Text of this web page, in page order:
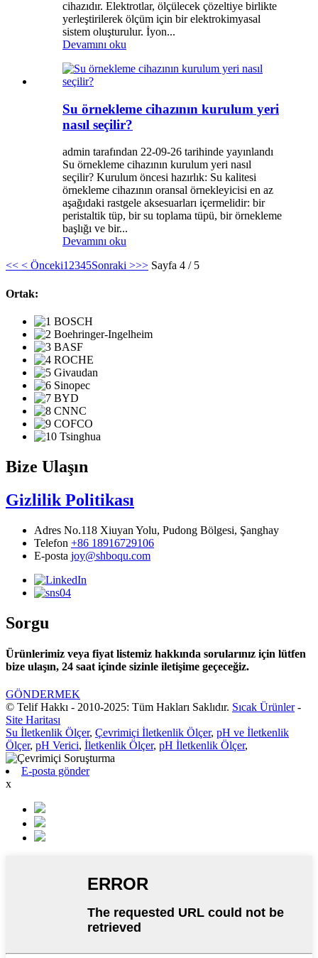
cihazıdır. Elektrotlar, ölçülecek çözeltiye birlikte
yerleştirilerek ölçüm için bir elektrokimyasal
sistem oluşturulur. İyon...
Devamını oku
Su örnekleme cihazının kurulum yeri
nasıl seçilir?
admin tarafından 22-09-26 tarihinde yayınlandı
Su örnekleme cihazının kurulum yeri nasıl
seçilir? Kurulum öncesi hazırlık: Su kalitesi
örnekleme cihazının oransal örnekleyicisi en az
aşağıdaki rastgele aksesuarları içermelidir: bir
peristaltik tüp, bir su toplama tüpü, bir örnekleme
başlığı ve bir...
Devamını oku
<< < Önceki12345Sonraki >>> Sayfa 4 / 5
Ortak:
Bize Ulaşın
Gizlilik Politikası
Adres No.118 Xiuyan Yolu, Pudong Bölgesi, Şanghay
Telefon +86 18916729106
E-posta joy@shboqu.com
Sorgu
Ürünlerimiz veya fiyat listemiz hakkında sorularınız için lütfen
bize ulaşın, 24 saat içinde sizinle iletişime geçeceğiz.
GÖNDERMEK
© Telif Hakkı - 2010-2025: Tüm Hakları Saklıdır. Sıcak Ürünler-
Site Haritası
Su İletkenlik Ölçer, Çevrimiçi İletkenlik Ölçer, pH ve İletkenlik
Ölçer, pH Verici, İletkenlik Ölçer, pH İletkenlik Ölçer,
E-posta gönder
x